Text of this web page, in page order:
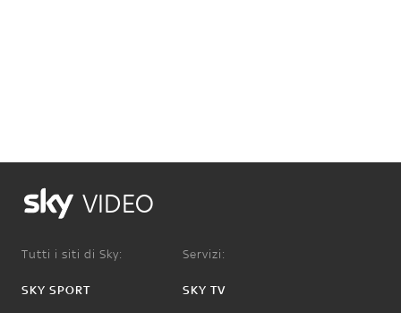
VIDEO
Tutti i siti di Sky:
SKY SPORT
Servizi:
SKY TV